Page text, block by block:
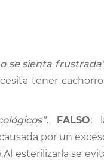
se sienta
tener
FALSO:
por un
esterilizarla se